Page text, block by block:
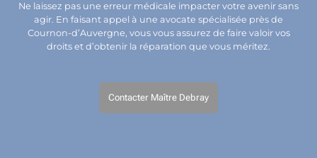
Ne laissez pas une erreur médicale impacter votre avenir sans
agir. En faisant appel à une avocate spécialisée près de
Cournon-d’Auvergne, vous vous assurez de faire valoir vos
droits et d’obtenir la réparation que vous méritez.
Contacter Maître Debray